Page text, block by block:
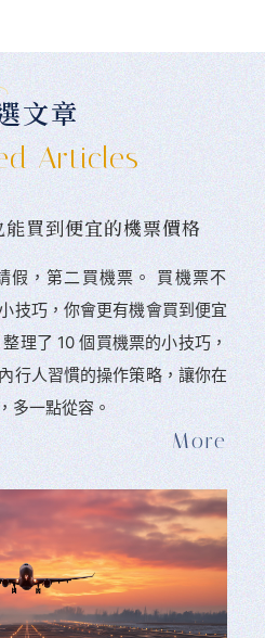
文章
Articles
買到便宜的機票價格
假，第二買機票。 󠀠買機票不
技巧，你會更有機會買到便宜
理了 10 個買機票的小技巧，
行人習慣的操作策略，讓你在
多一點從容。